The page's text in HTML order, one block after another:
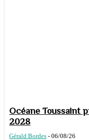
Océane Toussaint
2028
Gérald Bordes - 06/08/26